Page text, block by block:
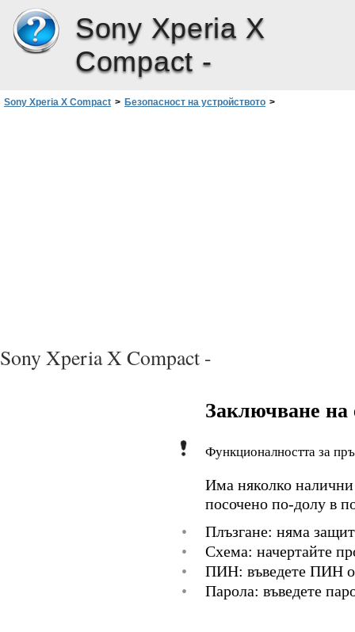
Sony Xperia X
Compact -
Sony Xperia X Compact > Безопасност на устройството >
Sony Xperia X Compact -
Заключване на
Функционалността за
Има няколко
посочено по-долу в
•
Плъзгане: няма
•
Схема: начертайте
•
ПИН: въведете ПИН
•
Парола: въведете